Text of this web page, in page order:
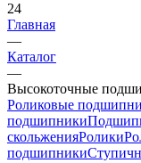
24
Главная
—
Каталог
—
Высокоточные
Роликовые
подшипники
скольженияРолики
подшипники